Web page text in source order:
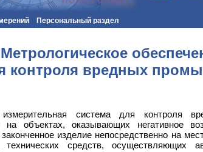
Персональный раздел
контроля вредных
измерительная система для контроля
на объектах, оказывающих негативное
изделие непосредственно на
средств, осуществляющих